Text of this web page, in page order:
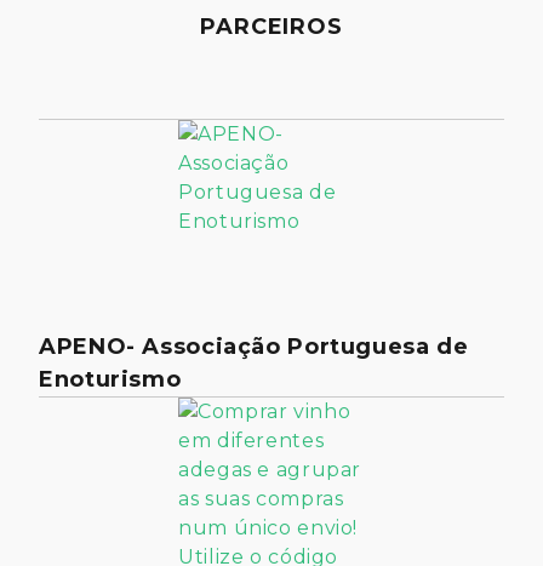
PARCEIROS
APENO- Associação Portuguesa de
Enoturismo